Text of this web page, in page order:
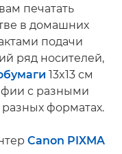
печатать
в домашних
подачи
ряд носителей,
13x13 см
с разными
форматах.
Canon PIXMA